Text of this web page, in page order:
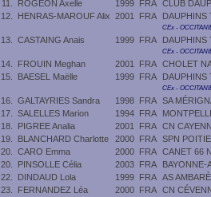
11. ROGEON Axelle 1999 FRA CLUB
12.
HENRAS-MAROUF Alix 2001 FRA DAUPHINS
CEx -
13. CASTAING Anais 1999 FRA DAUPHINS
CEx -
14. FROUIN Meghan 2001 FRA CHOLET
15.
BAESEL Maëlle 1999 FRA DAUPHINS
CEx -
16. GALTAYRIES Sandra 1998 FRA SA
17.
SALELLES Marion 1994 FRA
18.
PIGREE Analia 2001 FRA CN
19.
BLANCHARD Charlotte 2000 FRA SPN
20.
CARO Emma 2000 FRA CANET 66
20.
PINSOLLE Célia 2003 FRA
BAYONNE-
22.
DINDAUD Lola 1999 FRA AS
23.
FERNANDEZ Léa 2000 FRA CN